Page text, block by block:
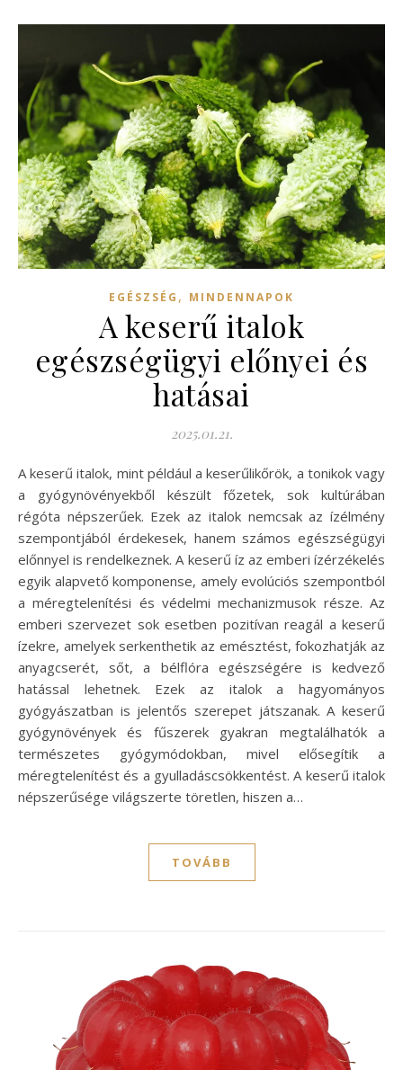
EGÉSZSÉG , MINDENNAPOK
A keserű italok
egészségügyi előnyei és
hatásai
2025.01.21.
A keserű italok, mint például a keserűlikőrök, a tonikok vagy
a gyógynövényekből készült főzetek, sok kultúrában
régóta népszerűek. Ezek az italok nemcsak az ízélmény
szempontjából érdekesek, hanem számos egészségügyi
előnnyel is rendelkeznek. A keserű íz az emberi ízérzékelés
egyik alapvető komponense, amely evolúciós szempontból
a méregtelenítési és védelmi mechanizmusok része. Az
emberi szervezet sok esetben pozitívan reagál a keserű
ízekre, amelyek serkenthetik az emésztést, fokozhatják az
anyagcserét, sőt, a bélflóra egészségére is kedvező
hatással lehetnek. Ezek az italok a hagyományos
gyógyászatban is jelentős szerepet játszanak. A keserű
gyógynövények és fűszerek gyakran megtalálhatók a
természetes gyógymódokban, mivel elősegítik a
méregtelenítést és a gyulladáscsökkentést. A keserű italok
népszerűsége világszerte töretlen, hiszen a…
TOVÁBB